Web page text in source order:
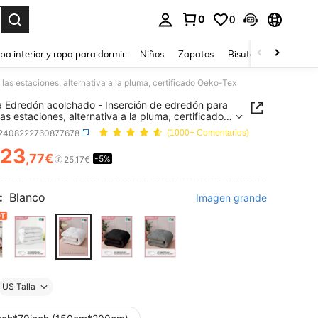
0 0
interior y ropa para dormir Niños Zapatos Bisutería Y
estaciones, alternativa a la pluma, certificado Oeko-Tex
Edredón acolchado - Inserción de edredón para
estaciones, alternativa a la pluma, certificado
(1000+ Comentarios)
AND AVAILABILITY
23,77€ 25,17€ -5%
Blanco Imagen grande
US Talla